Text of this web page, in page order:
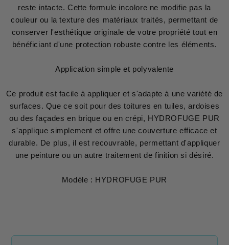
reste intacte. Cette formule incolore ne modifie pas la
couleur ou la texture des matériaux traités, permettant de
conserver l'esthétique originale de votre propriété tout en
bénéficiant d'une protection robuste contre les éléments.
Application simple et polyvalente
Ce produit est facile à appliquer et s'adapte à une variété de
surfaces. Que ce soit pour des toitures en tuiles, ardoises
ou des façades en brique ou en crépi, HYDROFUGE PUR
s'applique simplement et offre une couverture efficace et
durable. De plus, il est recouvrable, permettant d'appliquer
une peinture ou un autre traitement de finition si désiré.
Modèle : HYDROFUGE PUR